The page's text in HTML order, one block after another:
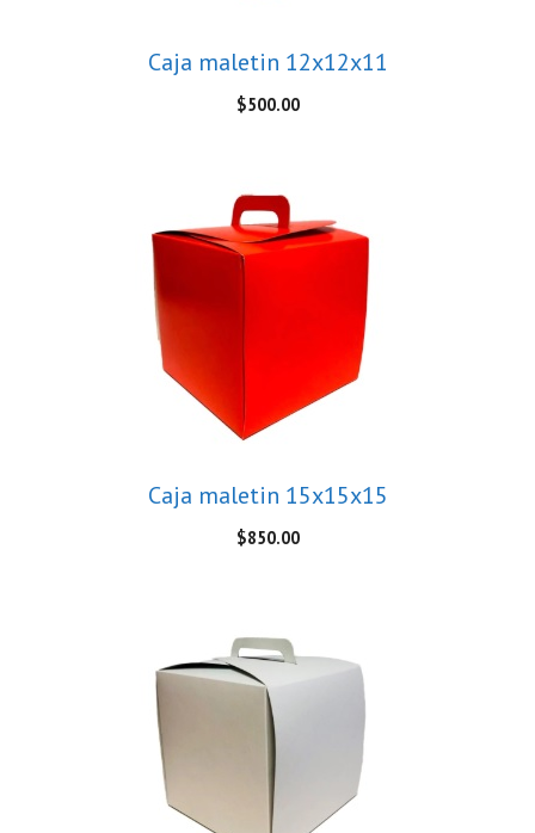
Caja maletin 12x12x11
$500.00
Caja maletin 15x15x15
$850.00